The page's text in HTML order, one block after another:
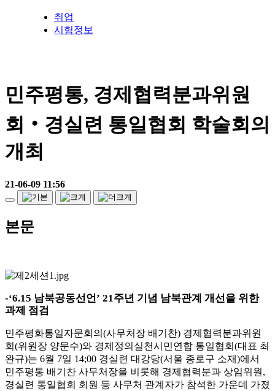
취업
시험정보
민주평통, 경제협력분과위원
회‧경실련 통일협회 학술회의
개최
21-06-09 11:56
본문
-‘6.15 남북공동선언 ’ 21 주년 기념 남북관계 개선을 위한
과제 점검
민주평화통일자문회의 (사무처장 배기찬) 경제협력분과위원
회 (위원장 양문수)와 경제정의실천시민연합 통일협회 (대표 최
완규)는 6월 7일 14;00 경실련 대강당(서울 종로구 소재)에서
민주평통 배기찬 사무처장을 비롯해 경제협력분과 상임위원 ,
경실련 통일협회 회원 등 사무처 관계자가 참석한 가운데 가졌